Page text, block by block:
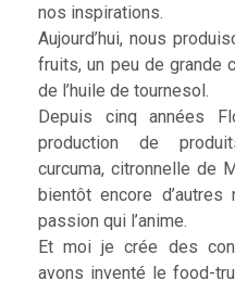
nos inspirations.
Aujourd’hui, nous
fruits, un peu de grande
de l’huile de tournesol.
Depuis cinq années
production de
curcuma, citronnelle de
bientôt encore d’autres
passion qui l’anime.
Et moi je crée des
avons inventé le food-